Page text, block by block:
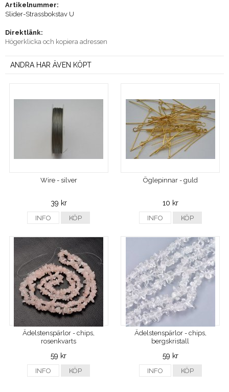
Artikelnummer:
Slider-Strassbokstav U
Direktlänk:
Högerklicka och kopiera adressen
ANDRA HAR ÄVEN KÖPT
Wire - silver
39 kr
INFO KÖP
Öglepinnar - guld
10 kr
INFO KÖP
Ädelstenspärlor - chips,
rosenkvarts
59 kr
INFO KÖP
Ädelstenspärlor - chips,
bergskristall
59 kr
INFO KÖP